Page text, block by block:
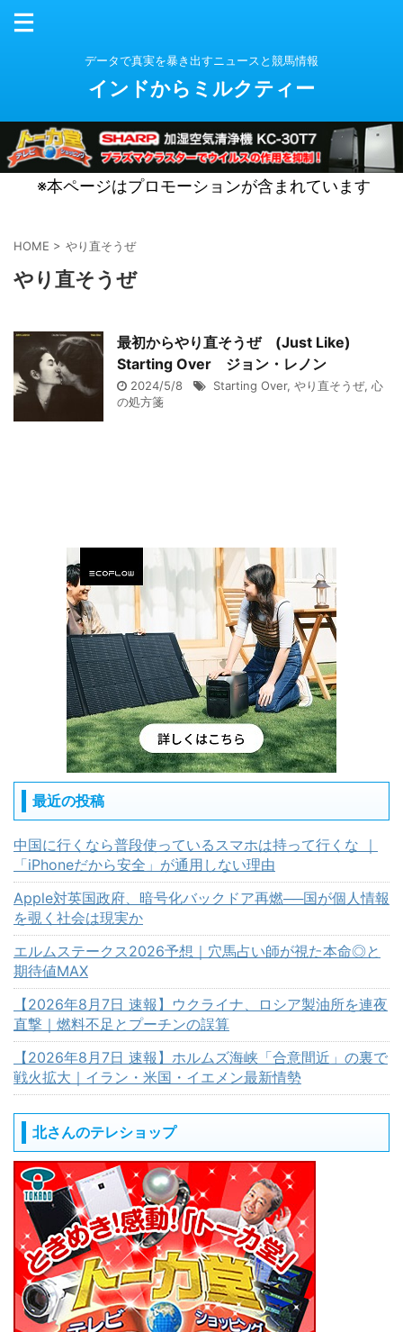
データで真実を暴き出すニュースと競馬情報
インドからミルクティー
※本ページはプロモーションが含まれています
HOME > やり直そうぜ
やり直そうぜ
最初からやり直そうぜ (Just Like)
Starting Over ジョン・レノン
2024/5/8 Starting Over, やり直そうぜ, 心
の処方箋
最近の投稿
中国に行くなら普段使っているスマホは持って行くな ｜
「iPhoneだから安全」が通用しない理由
Apple対英国政府、暗号化バックドア再燃──国が個人情報
を覗く社会は現実か
エルムステークス2026予想｜穴馬占い師が視た本命◎と
期待値MAX
【2026年8月7日 速報】ウクライナ、ロシア製油所を連夜
直撃｜燃料不足とプーチンの誤算
【2026年8月7日 速報】ホルムズ海峡「合意間近」の裏で
戦火拡大｜イラン・米国・イエメン最新情勢
北さんのテレショップ